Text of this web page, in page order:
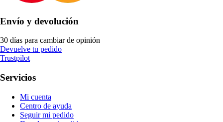
Envío y devolución
30 días para cambiar de opinión
Devuelve tu pedido
Trustpilot
Servicios
Mi cuenta
Centro de ayuda
Seguir mi pedido